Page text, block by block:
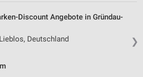
❯
Discount Angebote in Gründau-
Deutschland